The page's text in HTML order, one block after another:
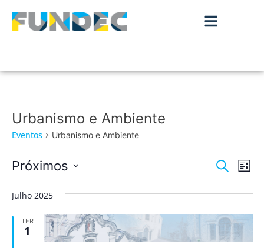
Urbanismo e Ambiente
Eventos Urbanismo e Ambiente
de
e
Pesquisar
de
Lista
Próximos
data.
Julho 2025
TER
1